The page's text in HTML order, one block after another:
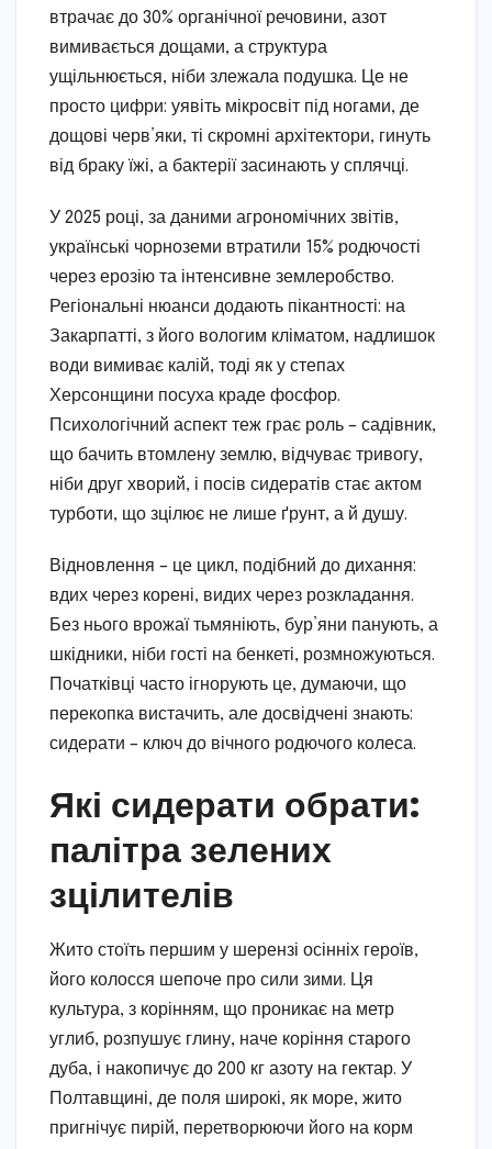
втрачає до 30% органічної речовини, азот
вимивається дощами, а структура
ущільнюється, ніби злежала подушка. Це не
просто цифри: уявіть мікросвіт під ногами, де
дощові черв’яки, ті скромні архітектори, гинуть
від браку їжі, а бактерії засинають у сплячці.
У 2025 році, за даними агрономічних звітів,
українські чорноземи втратили 15% родючості
через ерозію та інтенсивне землеробство.
Регіональні нюанси додають пікантності: на
Закарпатті, з його вологим кліматом, надлишок
води вимиває калій, тоді як у степах
Херсонщини посуха краде фосфор.
Психологічний аспект теж грає роль – садівник,
що бачить втомлену землю, відчуває тривогу,
ніби друг хворий, і посів сидератів стає актом
турботи, що зцілює не лише ґрунт, а й душу.
Відновлення – це цикл, подібний до дихання:
вдих через корені, видих через розкладання.
Без нього врожаї тьмяніють, бур’яни панують, а
шкідники, ніби гості на бенкеті, розмножуються.
Початківці часто ігнорують це, думаючи, що
перекопка вистачить, але досвідчені знають:
сидерати – ключ до вічного родючого колеса.
Які сидерати обрати:
палітра зелених
зцілителів
Жито стоїть першим у шерензі осінніх героїв,
його колосся шепоче про сили зими. Ця
культура, з корінням, що проникає на метр
углиб, розпушує глину, наче коріння старого
дуба, і накопичує до 200 кг азоту на гектар. У
Полтавщині, де поля широкі, як море, жито
пригнічує пирій, перетворюючи його на корм